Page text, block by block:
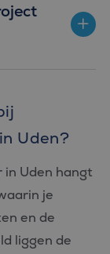
Uden?
Uden hangt
je
en de
liggen de